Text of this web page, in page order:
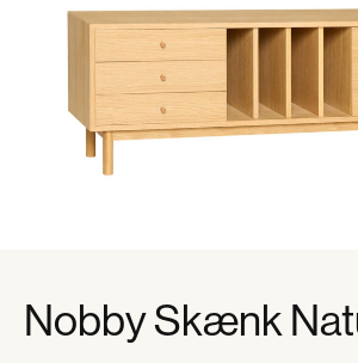
Nobby Skænk